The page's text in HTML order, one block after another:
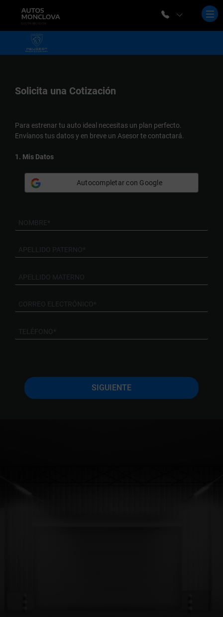
Solicita una Cotización
Para estrenar tu auto ideal necesitas un plan perfecto.
Envíanos tus datos y en breve un Asesor te contactará.
1. Mis Datos
Autocompletar con Google
SIGUIENTE